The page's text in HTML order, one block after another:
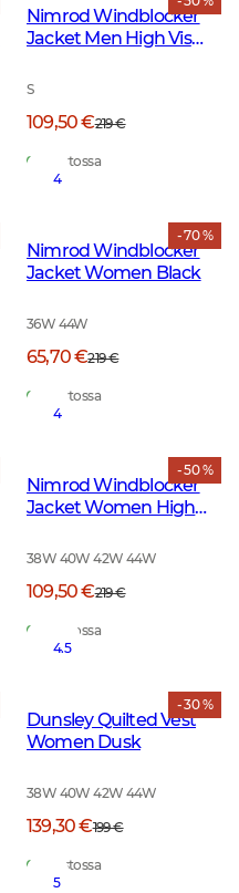
Nimrod Windblocker
Jacket Men High Vis
S
109,50 €219 €
Varastossa
- 70 %
4
Nimrod Windblocker
Jacket Women Black
36W 44W
65,70 €219 €
Varastossa
- 50 %
4
Nimrod Windblocker
Jacket Women High
38W 40W 42W 44W
109,50 €219 €
Varastossa
- 30 %
4.5
Dunsley Quilted Vest
Women Dusk
38W 40W 42W 44W
139,30 €199 €
Varastossa
5